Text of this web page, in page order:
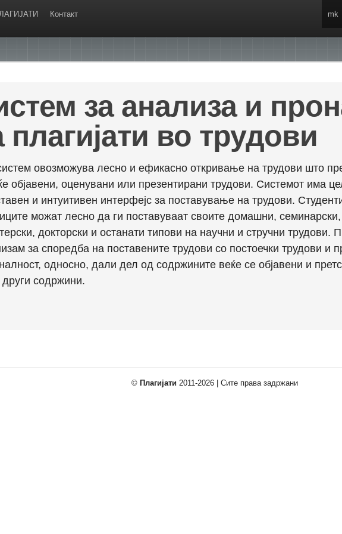
Контакт mk
за анализа и
плагијати во трудови
овозможува лесно и ефикасно откривање на трудови што
објавени, оценувани или презентирани трудови. Системот има
и интуитивен интерфејс за поставување на трудови.
можат лесно да ги поставуваат своите домашни,
докторски и останати типови на научни и стручни трудови.
за споредба на поставените трудови со постоечки трудови и
односно, дали дел од содржините веќе се објавени и
други содржини.
© Плагијати 2011-2026 | Сите права задржани